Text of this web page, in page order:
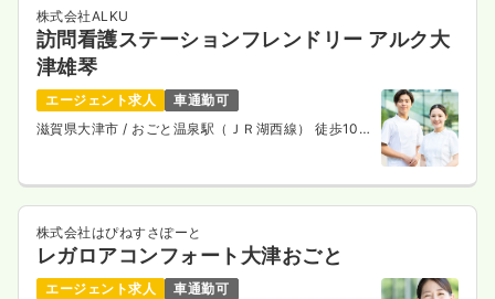
外来正看護師
2交代（常勤） 一時募集休止
月給32万円以上可
詳細を見る
株式会社ALKU
訪問看護ステーションフレンドリー アルク大
津雄琴
エージェント求人
車通勤可
滋賀県大津市/ おごと温泉駅（ＪＲ湖西線） 徒歩10
株式会社はぴねすさぽーと
レガロアコンフォート大津おごと
エージェント求人
車通勤可